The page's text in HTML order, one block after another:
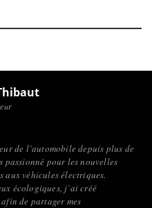
de l’automobile depuis plus de
passionné pour les nouvelles
aux véhicules électriques.
écologiques, j’ai créé
de partager mes